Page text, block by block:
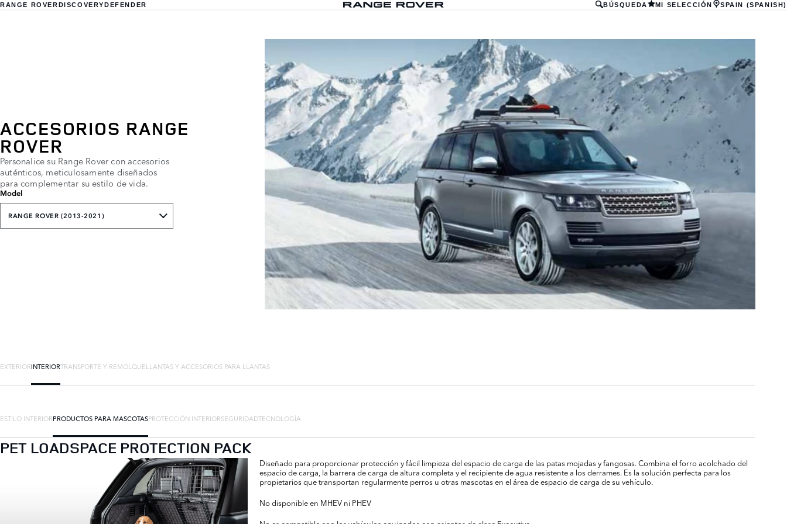
RANGE ROVERDISCOVERYDEFENDER BÚSQUEDA MI SELECCIÓN SPAIN (SPANISH)
ACCESORIOS RANGE
ROVER
Personalice su Range Rover con accesorios
auténticos, meticulosamente diseñados
para complementar su estilo de vida.
Model
RANGE ROVER (2013-2021)
EXTERIORINTERIORTRANSPORTE Y REMOLQUELLANTAS Y ACCESORIOS PARA LLANTAS
ESTILO INTERIORPRODUCTOS PARA MASCOTASPROTECCIÓN INTERIORSEGURIDADTECNOLOGÍA
PET LOADSPACE PROTECTION PACK
Diseñado para proporcionar protección y fácil limpieza del espacio de carga de las patas mojadas y fangosas. Combina el forro acolchado del
espacio de carga, la barrera de carga de altura completa y el recipiente de agua resistente a los derrames. Es la solución perfecta para los
propietarios que transportan regularmente perros u otras mascotas en el área de espacio de carga de su vehículo.
No disponible en MHEV ni PHEV